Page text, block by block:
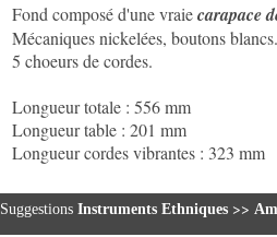
Fond composé d'une vraiecarapace
Mécaniques nickelées, boutons blancs.
5 choeurs de cordes.
Longueur totale : 556 mm
Longueur table : 201 mm
Longueur cordes vibrantes : 323 mm
Suggestions Instruments Ethniques >>